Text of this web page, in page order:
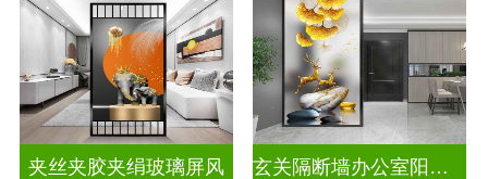
夹丝夹胶夹绢玻璃屏风 玄关隔断墙办公室阳台挡门山水画背景墙玻璃